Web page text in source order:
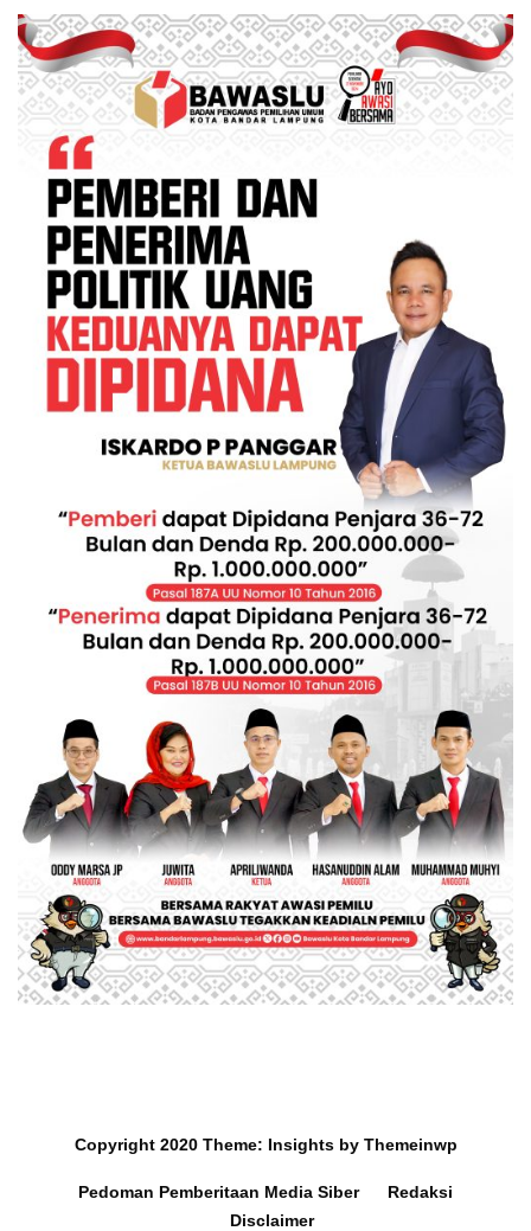
Copyright 2020 Theme: Insightsby Themeinwp
Pedoman Pemberitaan Media Siber
Redaksi
Disclaimer